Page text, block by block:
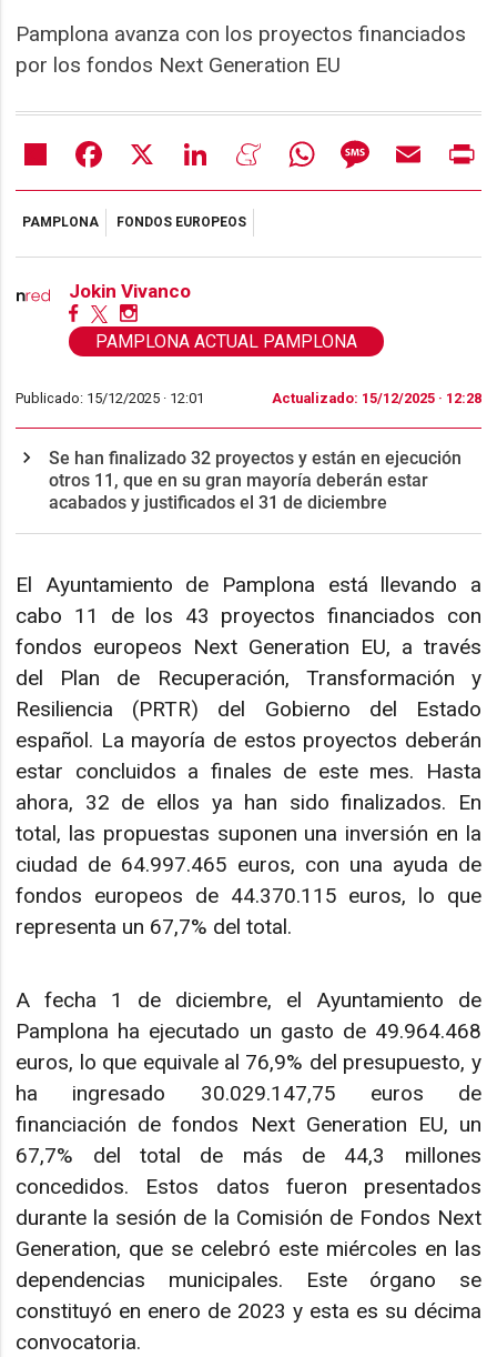
Pamplona avanza con los proyectos financiados
por los fondos Next Generation EU
Share Facebook LinkedIn MeneameWhatsAppMessageEmail
PAMPLONA FONDOS EUROPEOS
Jokin Vivanco
PAMPLONA ACTUAL PAMPLONA
Publicado: 15/12/2025 · 12:01 Actualizado: 15/12/2025 · 12:28
Se han finalizado 32 proyectos y están en ejecución
otros 11, que en su gran mayoría deberán estar
acabados y justificados el 31 de diciembre
El Ayuntamiento de Pamplona está llevando a
cabo 11 de los 43 proyectos financiados con
fondos europeos Next Generation EU, a través
del Plan de Recuperación, Transformación y
Resiliencia (PRTR) del Gobierno del Estado
español. La mayoría de estos proyectos deberán
estar concluidos a finales de este mes. Hasta
ahora, 32 de ellos ya han sido finalizados. En
total, las propuestas suponen una inversión en la
ciudad de 64.997.465 euros, con una ayuda de
fondos europeos de 44.370.115 euros, lo que
representa un 67,7% del total.
A fecha 1 de diciembre, el Ayuntamiento de
Pamplona ha ejecutado un gasto de 49.964.468
euros, lo que equivale al 76,9% del presupuesto, y
ha ingresado 30.029.147,75 euros de
financiación de fondos Next Generation EU, un
67,7% del total de más de 44,3 millones
concedidos. Estos datos fueron presentados
durante la sesión de la Comisión de Fondos Next
Generation, que se celebró este miércoles en las
dependencias municipales. Este órgano se
constituyó en enero de 2023 y esta es su décima
convocatoria.